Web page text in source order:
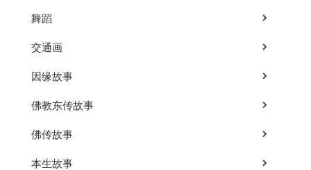
舞蹈
交通画
因缘故事
佛教东传故事
佛传故事
本生故事